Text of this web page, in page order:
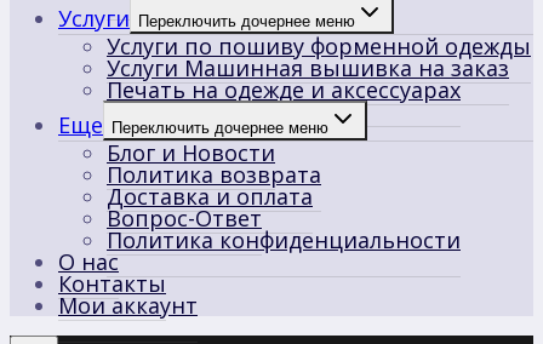
Услуги Переключить дочернее меню
Услуги по пошиву форменной одежды
Услуги Машинная вышивка на заказ
Печать на одежде и аксессуарах
Еще
Переключить дочернее меню
Блог и Новости
Политика возврата
Доставка и оплата
Вопрос-Ответ
Политика конфиденциальности
О нас
Контакты
Мои аккаунт